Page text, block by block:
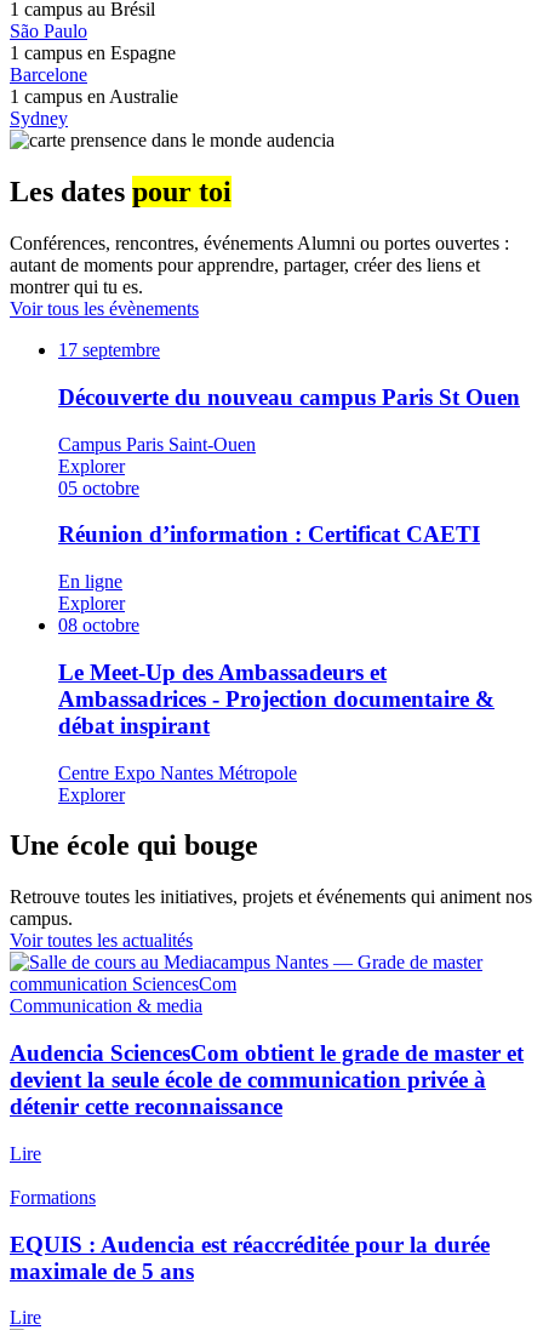
1 campus au Brésil
São Paulo
1 campus en Espagne
Barcelone
1 campus enAustralie
Sydney
Les dates pour toi
Conférences, rencontres, événements Alumni ou portes ouvertes :
autant de moments pour apprendre, partager, créer des liens et
montrer qui tu es.
Voir tous les évènements
17 septembre
Découverte du nouveau campus Paris St Ouen
Campus Paris Saint-Ouen
Explorer
05 octobre
Réunion d’information : Certificat CAETI
En ligne
Explorer
08 octobre
Le Meet-Up des Ambassadeurs et
Ambassadrices - Projection documentaire &
débat inspirant
Centre Expo Nantes Métropole
Explorer
Une école qui bouge
Retrouve toutes les initiatives, projets et événements qui animent nos
campus.
Voir toutes les actualités
Communication & media
Audencia SciencesCom obtient le grade de master et
devient la seule école de communication privée à
détenir cette reconnaissance
Lire
Formations
EQUIS : Audencia est réaccréditée pour la durée
maximale de 5 ans
Lire